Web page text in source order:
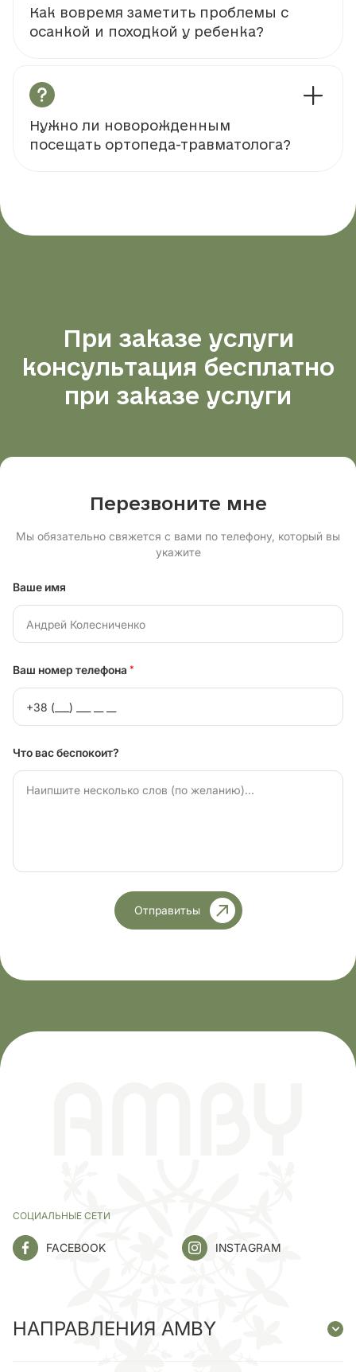
Как вовремя заметить проблемы с
осанкой и походкой у ребенка?
Нужно ли новорожденным
посещать ортопеда-травматолога?
При заказе услуги
консультация бесплатно
при заказе услуги
Перезвоните мне
Мы обязательно свяжется с вами по телефону, который вы
укажите
Ваше имя
Ваш номер телефона *
Что вас беспокоит?
Отправитьы
СОЦИАЛЬНЫЕ СЕТИ
FACEBOOK INSTAGRAM
НАПРАВЛЕНИЯ AMBY